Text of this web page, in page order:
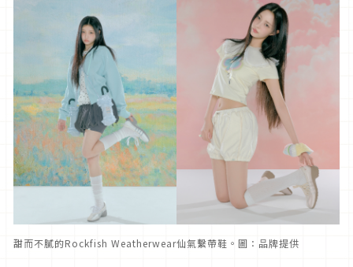
甜而不膩的Rockfish Weatherwear仙氣繫帶鞋。圖：品牌提供